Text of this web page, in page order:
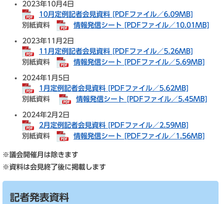
2023年10月4日
10月定例記者会見資料 [PDFファイル／6.09MB]
別紙資料
情報発信シート [PDFファイル／10.01MB]
2023年11月2日
11月定例記者会見資料 [PDFファイル／5.26MB]
別紙資料
情報発信シート [PDFファイル／5.69MB]
2024年1月5日
1月定例記者会見資料 [PDFファイル／5.62MB]
別紙資料
情報発信シート [PDFファイル／5.45MB]
2024年2月2日
2月定例記者会見資料 [PDFファイル／2.59MB]
別紙資料
情報発信シート [PDFファイル／1.56MB]
※議会開催月は除きます
※資料は会見終了後に掲載します
記者発表資料